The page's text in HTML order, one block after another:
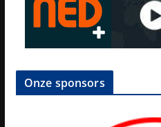
Onze sponsors